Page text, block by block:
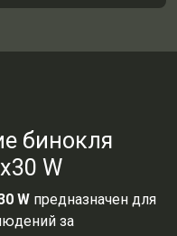
бинокля
W
W предназначен для
за